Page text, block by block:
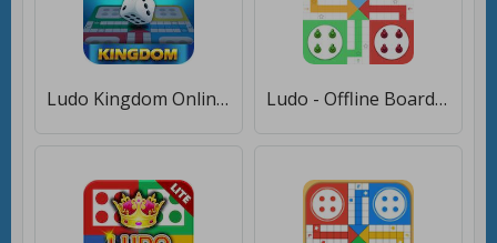
Ludo Kingdom Online Board Game [Бесплатные покупки] Ludo - Offline Board Game [Мод меню]